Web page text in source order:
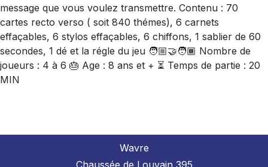
message que vous voulez transmettre. Contenu : 70
cartes recto verso ( soit 840 thémes), 6 carnets
effaçables, 6 stylos effaçables, 6 chiffons, 1 sablier de 60
secondes, 1 dé et la régle du jeu 🧑🏼‍🤝‍🧑🏾 Nombre de
joueurs : 4 à 6 🎂 Age : 8 ans et + ⏳ Temps de partie : 20
MIN
Wavre
Chaussée de Louvain 395